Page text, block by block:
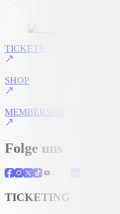
TICKETS
SHOP
MEMBERSHIP
Folge uns
TICKETING